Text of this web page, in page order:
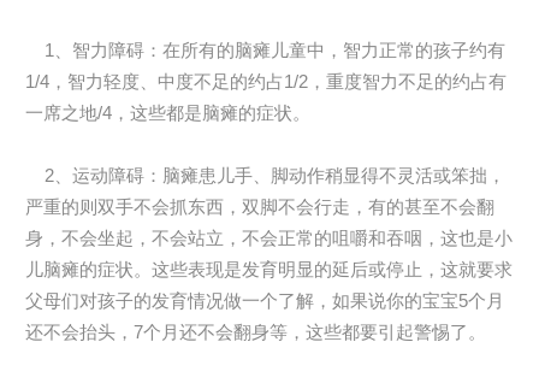
1、智力障碍：在所有的脑瘫儿童中，智力正常的孩子约有
1/4，智力轻度、中度不足的约占1/2，重度智力不足的约占有
一席之地/4，这些都是脑瘫的症状。
2、运动障碍：脑瘫患儿手、脚动作稍显得不灵活或笨拙，
严重的则双手不会抓东西，双脚不会行走，有的甚至不会翻
身，不会坐起，不会站立，不会正常的咀嚼和吞咽，这也是小
儿脑瘫的症状。这些表现是发育明显的延后或停止，这就要求
父母们对孩子的发育情况做一个了解，如果说你的宝宝5个月
还不会抬头，7个月还不会翻身等，这些都要引起警惕了。